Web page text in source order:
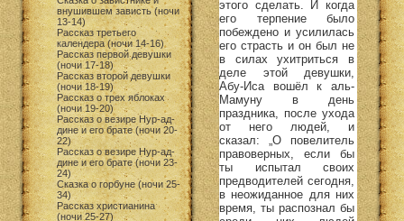
внушившем зависть (ночи
13-14)
Рассказ третьего
календера (ночи 14-16)
Рассказ первой девушки
(ночи 17-18)
Рассказ второй девушки
(ночи 18-19)
Рассказ о трех яблоках
(ночи 19-20)
Рассказ о везире Нур-ад-
дине и его брате (ночи 20-
22)
Рассказ о везире Нур-ад-
дине и его брате (ночи 23-
24)
Сказка о горбуне (ночи 25-
34)
Рассказ христианина
(ночи 25-27)
этого сделать. И когда
его терпение было
побеждено и усилилась
его страсть и он был не
в силах ухитриться в
деле этой девушки,
Абу-Иса вошёл к аль-
Мамуну в день
праздника, после ухода
от него людей, и
сказал: „О повелитель
правоверных, если бы
ты испытал своих
предводителей сегодня,
в неожиданное для них
время, ты распознал бы